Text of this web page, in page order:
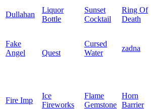
Dullahan
Liquor
Bottle
Sunset
Cocktail
Ring Of
Death
Fake
Angel
Quest
Cursed
Water
zadna
Fire Imp
Ice
Fireworks
Flame
Gemstone
Horn
Barrier